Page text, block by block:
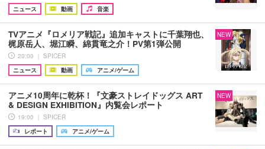
ニュース
動画 音楽
TVアニメ『ロメリア戦記』追加キャストに千葉翔也、
梶原岳人、堀江瞬、綿貫竜之介！PV第1弾公開
20:00 ｜ SPICER
ニュース
動画 アニメ/ゲーム
NEW
アニメ10周年に乾杯！『文豪ストレイドッグス ART
& DESIGN EXHIBITION』内覧会レポート
19:00 ｜ SPICER
レポート
アニメ/ゲーム
NEW